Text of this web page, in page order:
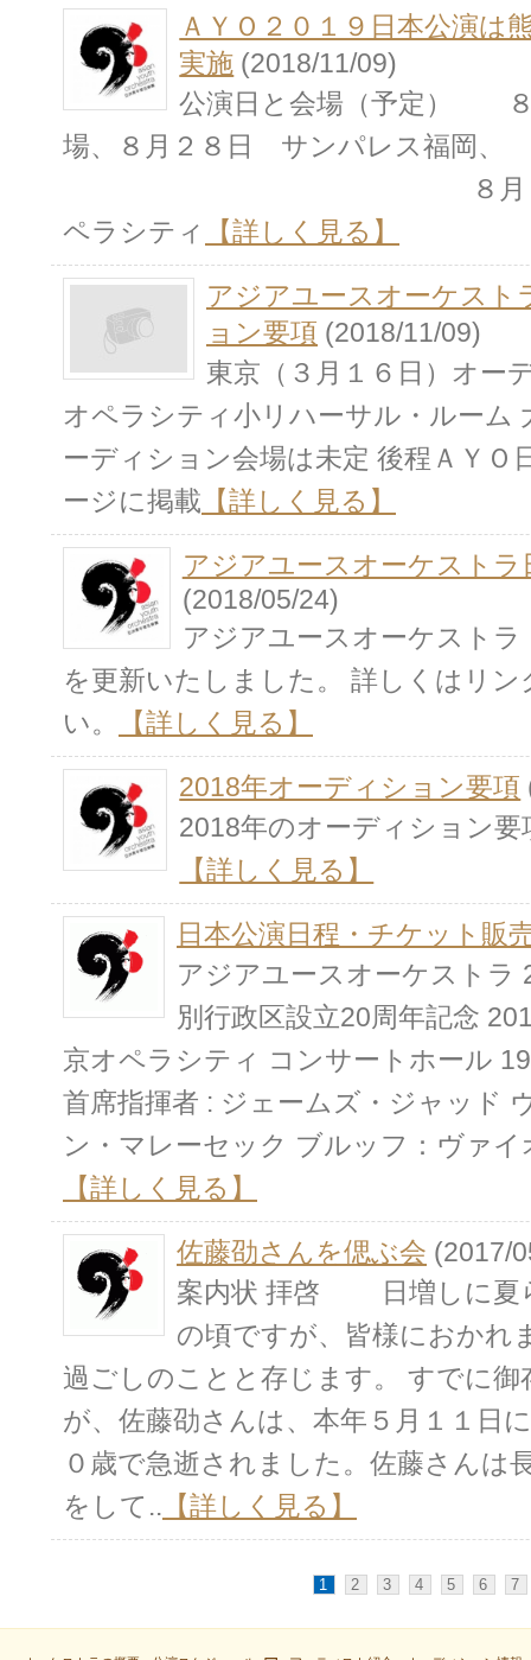
ＡＹＯ２０１９日本公演は
実施 (2018/11/09)
公演日と会場（予定）
場、８月２８日 サンパレス福岡、
８月３０、３
ペラシティ
【詳しく見る】
アジアユースオーケスト
ョン要項 (2018/11/09)
東京（３月１６日）オー
オペラシティ小リハーサル・ルーム
ーディション会場は未定 後程ＡＹＯ
ージに掲載 【詳しく見る】
アジアユースオーケストラ
(2018/05/24)
アジアユースオーケストラ
を更新いたしました。 詳しくはリ
い。
【詳しく見る】
2018年オーディション要項
2018年のオーディション
【詳しく見る】
日本公演日程・チケット販
アジアユースオーケストラ
別行政区設立20周年記念
京オペラシティ コンサートホール
首席指揮者 : ジェームズ・ジャッド
ン・マレーセック ブルッフ：ヴァイ
【詳しく見る】
佐藤劭さんを偲ぶ会 (2017/
案内状 拝啓 日増しに夏
の頃ですが、皆様におかれ
過ごしのことと存じます。 すでに御
が、佐藤劭さんは、本年５月１１日
０歳で急逝されました。佐藤さんは
をして.. 【詳しく見る】
1 2 3 4 5 6 7